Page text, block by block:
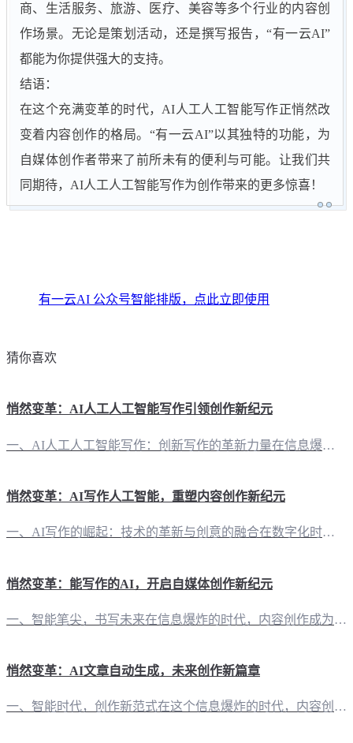
商、生活服务、旅游、医疗、美容等多个行业的内容创
作场景。无论是策划活动，还是撰写报告，“有一云AI”
都能为你提供强大的支持。
结语：
在这个充满变革的时代，AI人工人工智能写作正悄然改
变着内容创作的格局。“有一云AI”以其独特的功能，为
自媒体创作者带来了前所未有的便利与可能。让我们共
同期待，AI人工人工智能写作为创作带来的更多惊喜！
有一云AI 公众号智能排版，点此立即使用
猜你喜欢
悄然变革：AI人工人工智能写作引领创作新纪元
一、AI人工人工智能写作：创新写作的革新力量在信息爆炸的时代，内容创作成为自媒体创作者的必备技能。然而，灵感与时间的捉摸不定，往往让创作之路充满挑战。此时，“有一云AI”应运而生，以其卓越的AI智能写作+排版功能，为自媒体创作者带来前所未有的创作体验。 二、智能排版：千款皮肤，定制你的独特风格“有一云AI”在内容排版方面，提供标题、内容、图文、分隔、引导五大类数千款装修皮肤。无论是简洁的科技感风
悄然变革：AI写作人工智能，重塑内容创作新纪元
一、AI写作的崛起：技术的革新与创意的融合在数字化时代，文字信息成为信息传播的核心。然而，内容创作的压力与日俱增，创作者们渴望解放双手，追求更高的创作效率。AI写作人工智能应运而生，它不仅解放了创作者的时间，更以其独特的智能，为内容创作开辟了新的天地。 二、有一云AI：智能写作与排版的艺术化探索 1. 智能写作，轻松驾驭各类平台“有一云AI”支持公众号、头条号、小红书、百家号、知乎、企鹅号、搜狐
悄然变革：能写作的AI，开启自媒体创作新纪元
一、智能笔尖，书写未来在信息爆炸的时代，内容创作成为自媒体的核心竞争力。然而，繁重的创作任务往往让人疲于应对。这时，“有一云AI”应运而生，以其卓越的智能写作能力，为创作者们开辟了一条全新的创作之路。 二、千款皮肤，千变万化“有一云AI”在内容排版上独具匠心，提供涵盖标题、内容、图文、分隔、引导等五大类的数千款装修皮肤。无论是简约大气还是个性鲜明，都能在这里找到你的心头好。 三、兼容多平台，一网
悄然变革：AI文章自动生成，未来创作新篇章
一、智能时代，创作新范式在这个信息爆炸的时代，内容创作已经成为一项至关重要的技能。然而，随着内容需求的不断攀升，如何高效、高质量地完成创作成为了自媒体创作者们亟待解决的问题。此时，“有一云AI”应运而生，以其卓越的AI智能写作+排版功能，为创作者们开启了一扇通往高效创作的智慧之门。 二、排版之美，千款皮肤任你挑选在内容排版方面，“有一云AI”提供了涵盖标题、内容、图文、分隔、引导等五大类的数千款